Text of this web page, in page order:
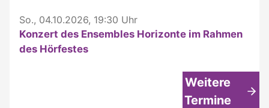
So., 04.10.2026, 19:30 Uhr
Konzert des Ensembles Horizonte im Rahmen
des Hörfestes
Weitere
Termine